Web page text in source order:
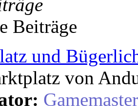
Beiträge
und
von
Gamemaster